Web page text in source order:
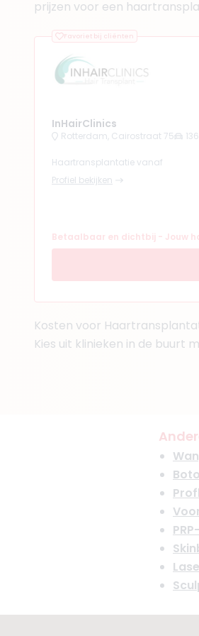
prijzen voor een
Favoriet bij cliënten
InHairClinics
Rotterdam, Cairostraat 75
Haartransplantatie vanaf
Profiel bekijken
Betaalbaar en dichtbij - Jouw
Kosten voor
Kies uit klinieken in de buurt